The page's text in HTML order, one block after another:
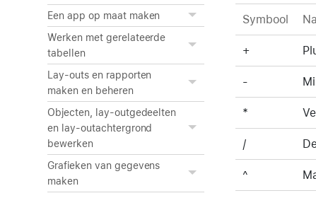
Een app op maat maken
Werken met gerelateerde
tabellen
Lay-outs en rapporten
maken en beheren
Objecten, lay-outgedeelten
en lay-outachtergrond
bewerken
Grafieken van gegevens
maken
Symbool
+
-
*
/
^